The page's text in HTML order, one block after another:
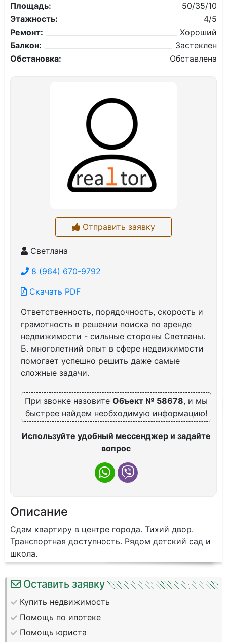
Площадь:
50/35/10
Этажность:
4/5
Ремонт:
Хороший
Балкон:
Застеклен
Обстановка:
Обставлена
Отправить заявку
Светлана
8 (964) 670-9792
Скачать PDF
Ответственность, порядочность, скорость и
грамотность в решении поиска по аренде
недвижимости - сильные стороны Светланы.
Б. многолетний опыт в сфере недвижимости
помогает успешно решить даже самые
сложные задачи.
При звонке назовите Объект № 58678, и мы
быстрее найдем необходимую информацию!
Используйте удобный мессенджер и задайте
вопрос
Описание
Сдам квартиру в центре города. Тихий двор.
Транспортная доступность. Рядом детский сад и
школа.
Оставить заявку
Купить недвижимость
Помощь по ипотеке
Помощь юриста